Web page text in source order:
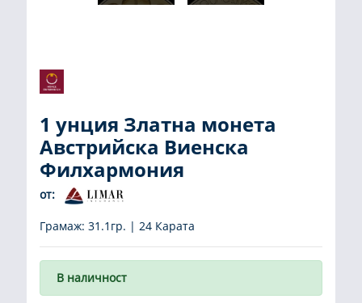
1 унция Златна монета
Австрийска Виенска
Филхармония
от:
Грамаж: 31.1гр. | 24 Карата
В наличност